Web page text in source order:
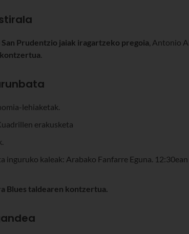
Prudentzio jaiak iragartzeko pregoia, Antonio
.
lehiaketak.
erakusketa
inguruko kaleak: Arabako Fanfarre Eguna.
Blues taldearen kontzertua.